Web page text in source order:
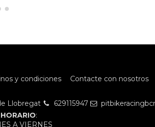
y condiciones Contacte con nosotros
Llobregat 629115947
HORARIO:
A VIERNES